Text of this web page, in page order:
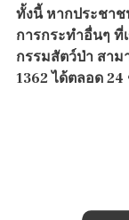
ทั้งนี้ หากประชาช
การกระทำอื่นๆ
กรรมสัตว์ป่า สา
1362 ได้ตลอด 24